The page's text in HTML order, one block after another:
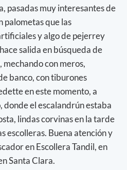
pasadas muy interesantes de
palometas que las
y algo de pejerrey
salida en búsqueda de
con meros,
banco, con tiburones
en este momento, a
el escalandrún estaba
lindas corvinas en la tarde
escolleras. Buena atención y
en Escollera Tandil, en
Santa Clara.